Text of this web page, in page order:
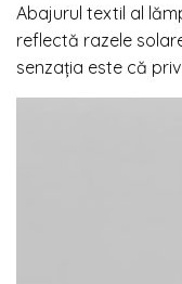
Abajurul textil al
reflectă razele
senzația este că